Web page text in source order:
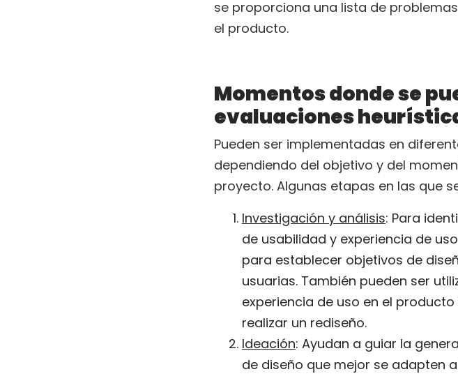
se proporciona una lista de
el producto.
Momentos donde se
evaluaciones
Pueden ser implementadas en
dependiendo del objetivo y del
proyecto. Algunas etapas en las que
Investigación y análisis: Para
de usabilidad y experiencia de
para establecer objetivos de
usuarias. También pueden ser
experiencia de uso en el
realizar un rediseño.
Ideación: Ayudan a guiar la
de diseño que mejor se adapten